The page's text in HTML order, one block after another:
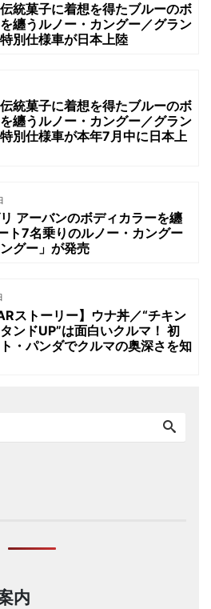
統菓子に着想を得たブルーのボ
纏うルノー・カングー／グラン
別仕様車が日本上陸
統菓子に着想を得たブルーのボ
纏うルノー・カングー／グラン
別仕様車が本年7月中に日本上
アーバンのボディカラーを纏
ト7名乗りのルノー・カングー
ングー」が発売
ストーリー】ウナ丼／“チキン
ンドUP”は面白いクルマ！ 初
・パンダでクルマの奥深さを知
内